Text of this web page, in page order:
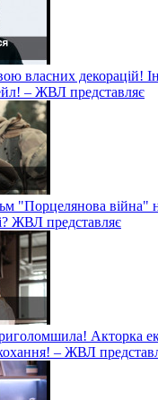
власних декорацій!
– ЖВЛ представляє
"Порцелянова війна"
ЖВЛ представляє
Акторка
– ЖВЛ